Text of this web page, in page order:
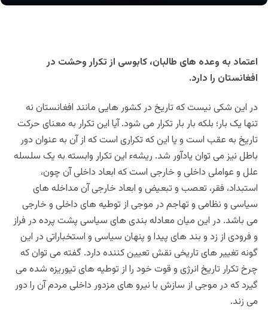
اعتماد به وعده های طالبان، کابوسی از تکرار وحشت در
افغانستان را دارد.
در این شکی نیست که تاریخ در کشور هایی مانند افغانستان نه
تنها یک بار؛ بلکه بار بار تکرار می شود. آیا این تکرار به معنای حرکت
تاریخ به عقب است و یا این که تکراری است که از آن به عنوان دور
باطل نیز می توان یادآور شد. ریشهء این تکرار وابسته به یک سلسله
علل و عواملی داخلی و خارجی است که ابعاد داخلی آن چون،
استبداد، فقر، تعصب و تبعیض و ابعاد خارجی آن مداخله های
سیاسی و نظامی و تهاجم در موجی از توطیه های داخلی و خارجی
می باشد. در این میان معادله بندی های سیاسی پشت پرده در فراز
و فرودی از زد و بند های پیدا و پنهان سیاسی و استخباراتی در این
گونه تغییر های تاریخی نقش تعیین کننده دارد. گفته می توان که
چرخ تکرار تاریخ انرژی و قوت خود را از توطیه های تیوریزه شده می
گیرد که در موجی از سازش با نیرو های مزدور داخلی مردم آن را دور
می زند.